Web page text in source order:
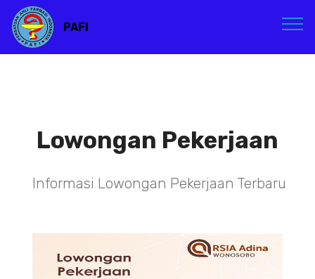
PAFI
Lowongan Pekerjaan
Informasi Lowongan Pekerjaan Terbaru
TENAGA TEKNIS